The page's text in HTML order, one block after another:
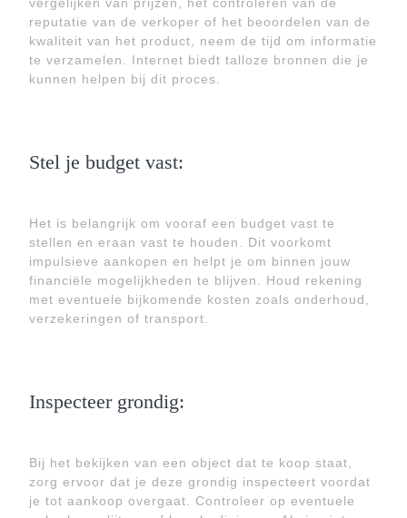
reputatie van de verkoper of het beoordelen van de
kwaliteit van het product, neem de tijd om informatie
te verzamelen. Internet biedt talloze bronnen die je
kunnen helpen bij dit proces.
Stel je budget vast:
Het is belangrijk om vooraf een budget vast te
stellen en eraan vast te houden. Dit voorkomt
impulsieve aankopen en helpt je om binnen jouw
financiële mogelijkheden te blijven. Houd rekening
met eventuele bijkomende kosten zoals onderhoud,
verzekeringen of transport.
Inspecteer grondig:
Bij het bekijken van een object dat te koop staat,
zorg ervoor dat je deze grondig inspecteert voordat
je tot aankoop overgaat. Controleer op eventuele